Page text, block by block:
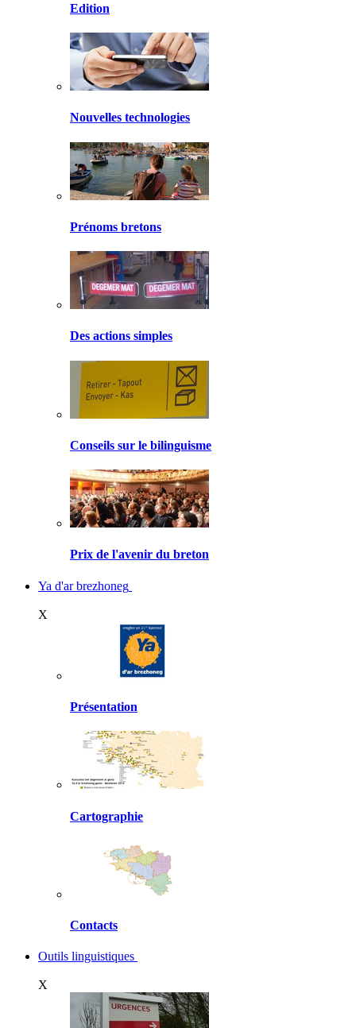
Edition
Nouvelles technologies
Prénoms bretons
Des actions simples
Conseils sur le bilinguisme
Prix de l'avenir du breton
Ya d'ar brezhoneg
X
Présentation
Cartographie
Contacts
Outils linguistiques
X